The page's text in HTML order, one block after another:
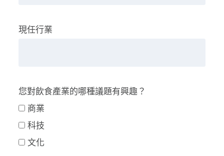
現任行業
您對飲食產業的哪種議題有興趣？
商業
科技
文化